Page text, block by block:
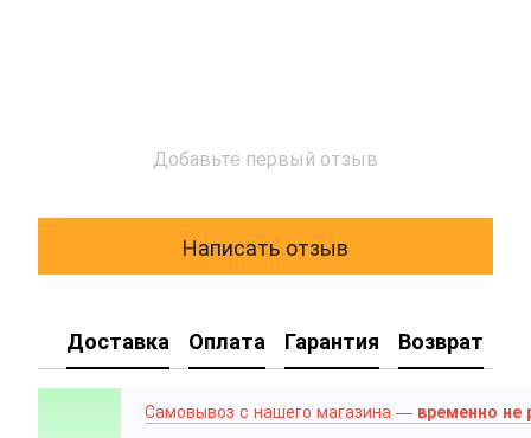
Добавьте первый отзыв
Написать отзыв
Доставка Оплата Гарантия Возврат
Самовывоз с нашего магазина — временно не